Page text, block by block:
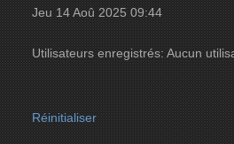
Jeu 14 Aoû 2025 09:44
Utilisateurs enregistrés: Aucun
Réinitialiser